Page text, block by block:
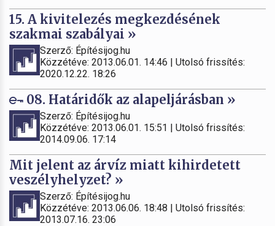
15. A kivitelezés megkezdésének
szakmai szabályai »
Szerző: Építésijog.hu
Közzétéve: 2013.06.01. 14:46 | Utolsó frissítés:
2020.12.22. 18:26
08. Határidők az alapeljárásban »
Szerző: Építésijog.hu
Közzétéve: 2013.06.01. 15:51 | Utolsó frissítés:
2014.09.06. 17:14
Mit jelent az árvíz miatt kihirdetett
veszélyhelyzet? »
Szerző: Építésijog.hu
Közzétéve: 2013.06.06. 18:48 | Utolsó frissítés:
2013.07.16. 23:06